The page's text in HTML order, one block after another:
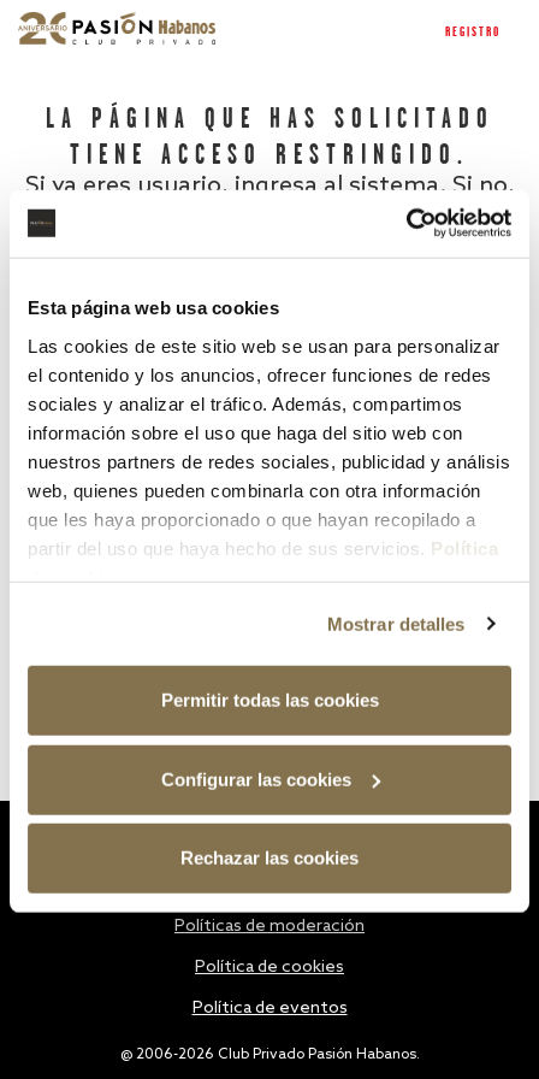
Esta página web usa cookies
Las cookies de este sitio web se usan para personalizar
el contenido y los anuncios, ofrecer funciones de redes
sociales y analizar el tráfico. Además, compartimos
información sobre el uso que haga del sitio web con
nuestros partners de redes sociales, publicidad y análisis
web, quienes pueden combinarla con otra información
que les haya proporcionado o que hayan recopilado a
partir del uso que haya hecho de sus servicios. Política
Mostrar detalles
Permitir todas las cookies
Configurar las cookies
Rechazar las cookies
REGISTRO
LA PÁGINA QUE HAS SOLICITADO
TIENE ACCESO RESTRINGIDO.
Si ya eres usuario, ingresa al sistema. Si no,
¿Has olvidado tu contraseña?
@ 2006-2026 Club Privado Pasión Habanos.
Políticas de moderación
Política de cookies
Política de eventos